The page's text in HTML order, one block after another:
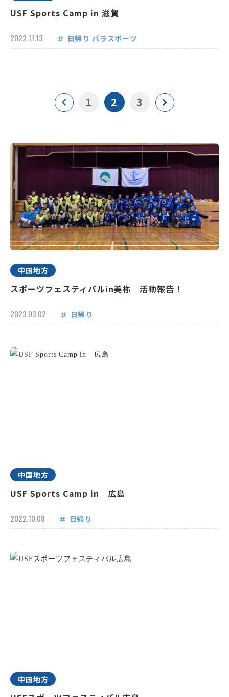
USF Sports Camp in 滋賀
2022.11.13 日帰り パラスポーツ
1 2 3
中国地方
スポーツフェスティバルin美祢 活動報告！
2023.03.02 日帰り
中国地方
USF Sports Camp in 広島
2022.10.08 日帰り
中国地方